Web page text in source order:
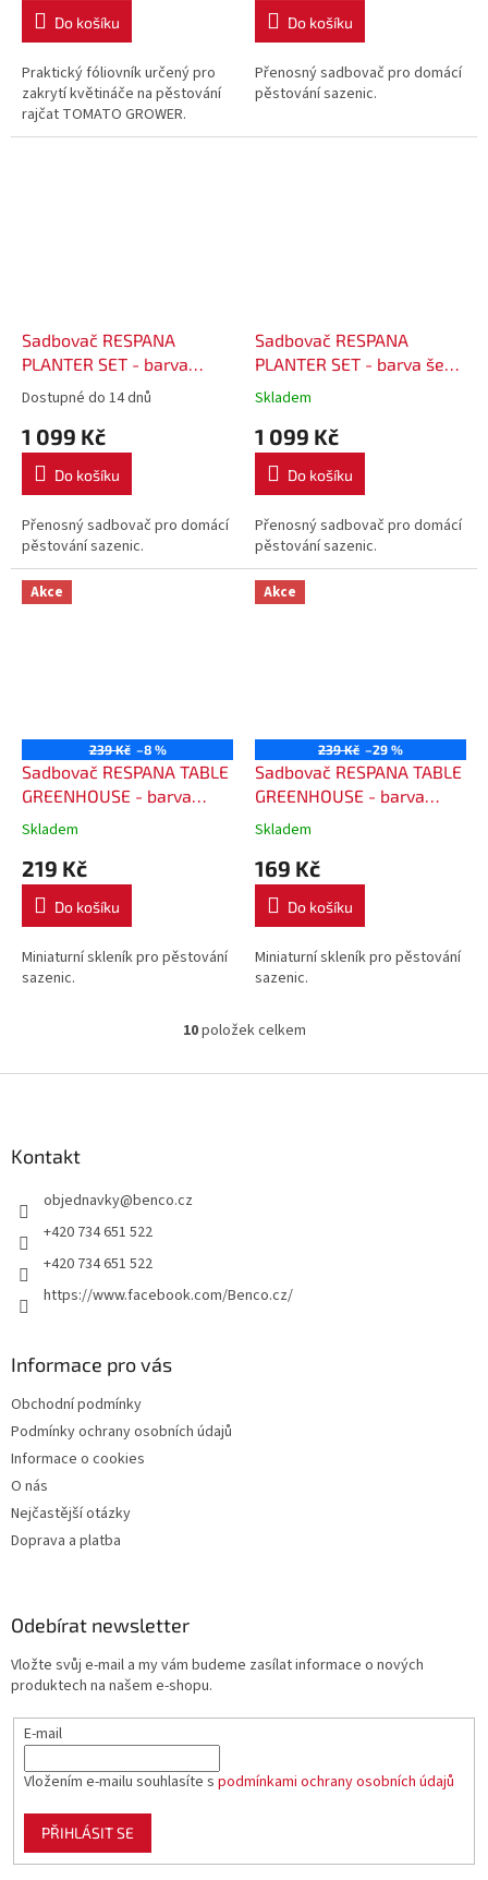
Do košíku
Praktický fóliovník určený pro
zakrytí květináče na pěstování
rajčat TOMATO GROWER.
Do košíku
Přenosný sadbovač pro domácí
pěstování sazenic.
Sadbovač RESPANA
PLANTER SET - barva
limetka (389U)
Dostupné do 14 dnů
1 099 Kč
Do košíku
Přenosný sadbovač pro domácí
pěstování sazenic.
Sadbovač RESPANA
PLANTER SET - barva šedá
(405U)
Skladem
1 099 Kč
Do košíku
Přenosný sadbovač pro domácí
pěstování sazenic.
Akce
239 Kč –8 %
Sadbovač RESPANA TABLE
GREENHOUSE - barva
antracit S433
Skladem
219 Kč
Do košíku
Miniaturní skleník pro pěstování
sazenic.
Akce
239 Kč –29 %
Sadbovač RESPANA TABLE
GREENHOUSE - barva
šedá 405U
Skladem
169 Kč
Do košíku
Miniaturní skleník pro pěstování
sazenic.
O
l
y
v
10položek celkem
Kontakt
objednavky@benco.cz
+420 734 651 522
+420 734 651 522
https://www.facebook.com/Benco.cz/
Informace pro vás
Obchodní podmínky
Podmínky ochrany osobních údajů
Informace o cookies
O nás
Nejčastější otázky
Doprava a platba
Odebírat newsletter
Vložte svůj e-mail a my vám budeme zasílat informace o nových
produktech na našem e-shopu.
E-mail
Vložením e-mailu souhlasíte s podmínkami ochrany osobních údajů
PŘIHLÁSIT SE